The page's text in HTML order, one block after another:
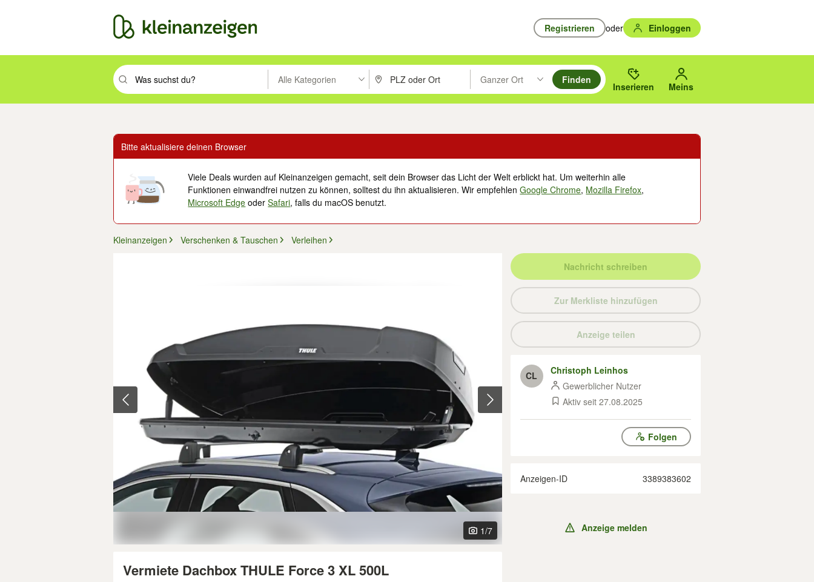
Registrieren oder Einloggen
Suchbegriff eingeben. Eingabetaste drücken um zu suchen, oder Vorschläge mit den Pfeiltasten nach oben/unten durchsuchen und mit Eingabetaste auswählen.
Alle Kategorien PLZ oder Ort eingeben. Eingabetaste drücken um zu suchen, oder Vorschläge mit den Pfeiltasten nach oben/
Ganzer Ort
Suche im Umkreis des gewählten Orts oder PLZ.
Finden
Inserieren Meins
Bitte aktualisiere deinen Browser
Viele Deals wurden auf Kleinanzeigen gemacht, seit dein Browser das Licht der Welt erblickt hat. Um weiterhin alle
Funktionen einwandfrei nutzen zu können, solltest du ihn aktualisieren. Wir empfehlenGoogle Chrome, Mozilla Firefox,
Microsoft Edge oderSafari, falls du macOS benutzt.
Kleinanzeigen Verschenken & Tauschen Verleihen
1/7
Vermiete Dachbox THULE Force 3 XL 500L
Nachricht schreiben
Zur Merkliste hinzufügen
Anzeige teilen
CL
Christoph Leinhos
Gewerblicher Nutzer
Aktiv seit 27.08.2025
Folgen
Anzeigen-ID 3389383602
Anzeige melden